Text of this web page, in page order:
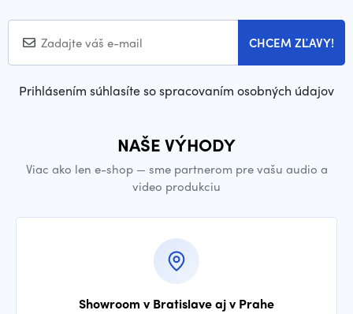
CHCEM ZĽAVY!
Prihlásením súhlasíte so spracovaním osobných údajov
NAŠE VÝHODY
Viac ako len e-shop — sme partnerom pre vašu audio a
video produkciu
Showroom v Bratislave aj v Prahe